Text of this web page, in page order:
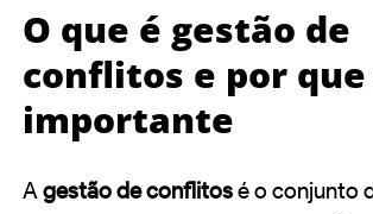
O que é gestão de
conflitos e por que
importante
Agestão de conflitosé o conjunto